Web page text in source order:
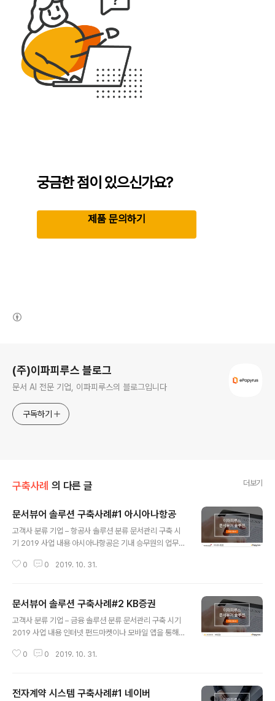
궁금한 점이 있으신가요?
제품 문의하기
(주)이파피루스 블로그
문서 AI 전문 기업, 이파피루스의 블로그입니다
구독하기
구축사례 의 다른 글 더보기
문서뷰어 솔루션 구축사례#1 아시아나항공
고객사 분류 기업 – 항공사 솔루션 분류 문서관리 구축 시
기 2019 사업 내용 아시아나항공은 기내 승무원의 업무
b)’ 시스템을 도입했다. A-tab 시스템은 승무원들이 태블
등의 서류를 태블릿PC에서 한눈에 확인할 수 있어 비행 때
마다 무거운 종이 문서를 챙길 필요가 없어졌다. 특히 승무
원의 비행 스케줄에 맞춰 필요한 문서가 그때그때 자동으
승무원/기장등이 테블릿PC의 APP을 통한 매뉴얼 열람 일
0 0 2019. 10. 31.
문서뷰어 솔루션 구축사례#2 KB증권
고객사 분류 기업 – 금융 솔루션 분류 문서관리 구축 시기
2019 사업 내용 인터넷 펀드마켓이나 모바일 앱을 통해
파일을 다운로드 받아 열람하고 동의해야 하는 절차를 거
상품 가입 절차를 크게 간소화했다. 각 상품별로 확인해야
0 0 2019. 10. 31.
전자계약 시스템 구축사례#1 네이버